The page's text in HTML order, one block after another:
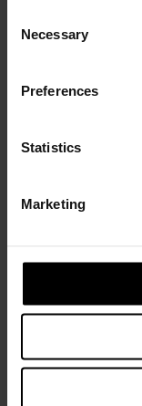
Selection
Necessary
Preferences
Statistics
Marketing
Maglia girocollo